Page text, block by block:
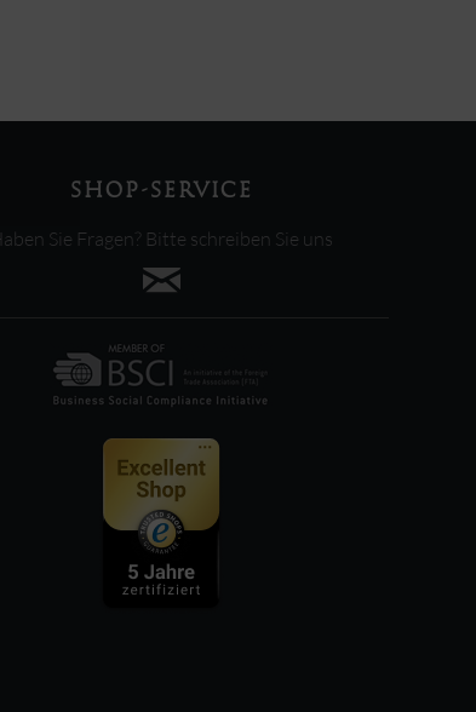
SHOP-SERVICE
Sie Fragen? Bitte schreiben Sie uns